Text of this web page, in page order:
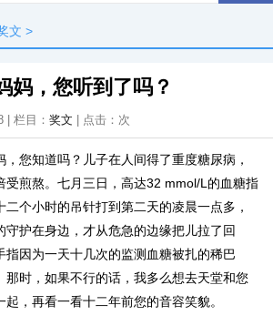
文 >
妈，您听到了吗？
| 栏目： 奖文 | 点击： 次
，您知道吗？儿子在人间得了重度糖尿病，
受煎熬。七月三日，高达32 mmol/L的血糖指
个小时的吊针打到第二天的凌晨一点多，
守护在身边，才从危急的边缘把儿拉了回
指因为一天十几次的监测血糖被扎的稀巴
那时，如果不行的话，我多么想去天堂和您
起，再看一看十二年前您的音容笑貌。